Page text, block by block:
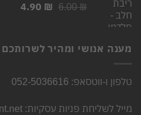
6.00₪
המחיר
6.00 ₪.
4.90 ₪
המחיר
4.90 ₪.
מענה אנושי ומהיר לשרותכם
טלפון ו-ווטסאפ: 052-5036616
מייל לשליחת פניות עסקיות: info@snackspoint.net